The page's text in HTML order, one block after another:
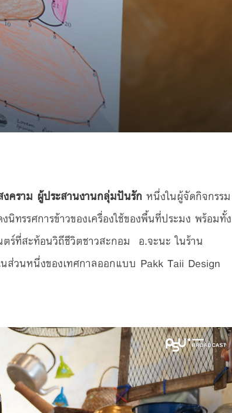
คราม ผู้ประสานงานกลุ่มปันรัก หนึ่งในผู้จัดกิจกรรม
ทรรศการข้าวของเครื่องใช้ของพื้นที่ประมง พร้อมทั้ง
ร์ที่สะท้อนวิถีชีวิตชาวสะกอม อ.จะนะ ในร้าน
วนหนึ่งของเทศกาลออกแบบ Pakk Taii Design